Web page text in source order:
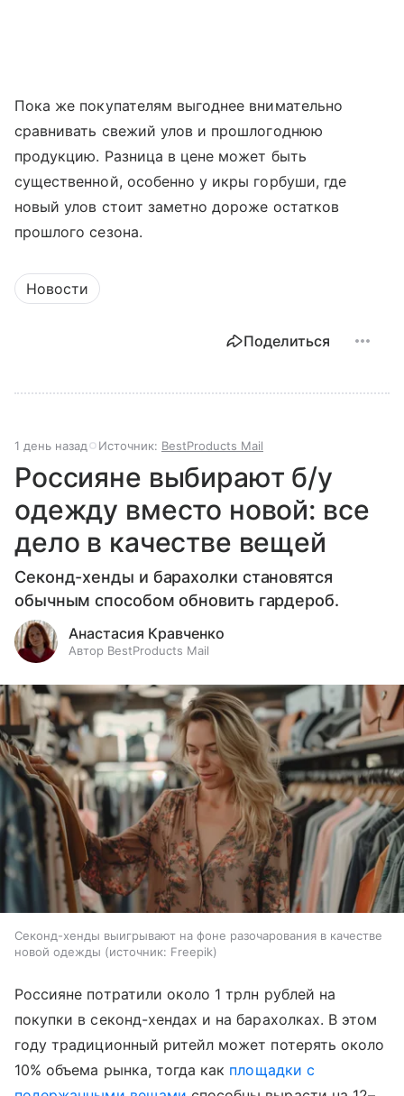
Пока же покупателям выгоднее внимательно
сравнивать свежий улов и прошлогоднюю
продукцию. Разница в цене может быть
существенной, особенно у икры горбуши, где
новый улов стоит заметно дороже остатков
прошлого сезона.
Новости
Поделиться
1 день назад Источник: BestProducts Mail
Россияне выбирают б/у
одежду вместо новой: все
дело в качестве вещей
Секонд-хенды и барахолки становятся
обычным способом обновить гардероб.
Анастасия Кравченко
Автор BestProducts Mail
Секонд-хенды выигрывают на фоне разочарования в качестве
новой одежды
источник: Freepik
Россияне потратили около 1 трлн рублей на
покупки в секонд-хендах и на барахолках. В этом
году традиционный ритейл может потерять около
10% объема рынка, тогда как площадки с